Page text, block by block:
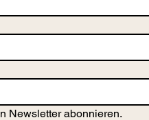
Newsletter abonnieren.